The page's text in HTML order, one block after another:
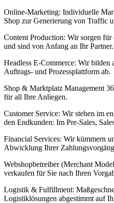
Online-Marketing: Individuelle
Shop zur Generierung von Traffic
Content Production: Wir sorgen
und sind von Anfang an Ihr Partner.
Headless E-Commerce: Wir bilden
Auftrags- und Prozessplattform ab.
Shop & Marktplatz Management
für all Ihre Anliegen.
Customer Service: Wir stehen im
den Endkunden: Im Pre-Sales,
Financial Services: Wir kümmern
Abwicklung Ihrer
Webshopbetreiber (Merchant
verkaufen für Sie nach Ihren
Logistik & Fulfillment:
Logistiklösungen abgestimmt auf